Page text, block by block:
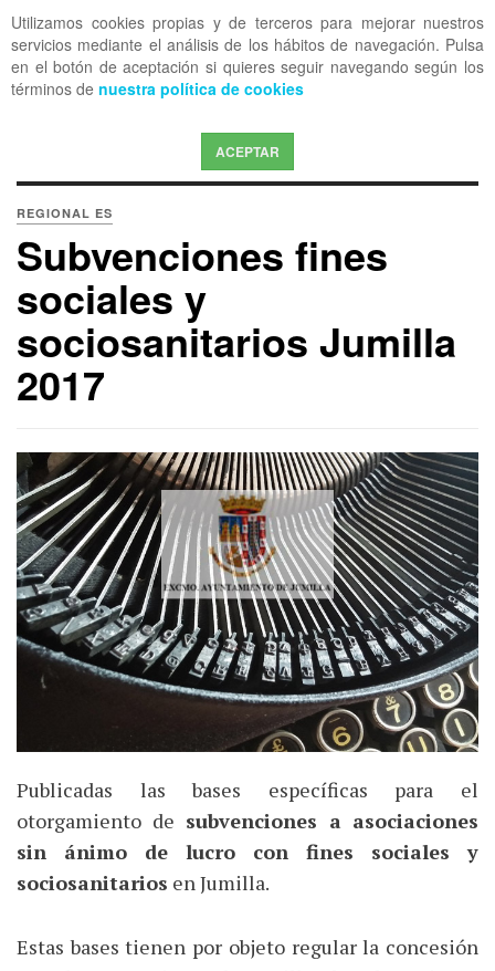
Utilizamos cookies propias y de terceros para mejorar nuestros
servicios mediante el análisis de los hábitos de navegación. Pulsa
en el botón de aceptación si quieres seguir navegando según los
términos de nuestra política de cookies
ACEPTAR
OFF CANVAS
REGIONAL ES
Subvenciones fines
sociales y
sociosanitarios Jumilla
2017
Publicadas las bases específicas para el
otorgamiento de subvenciones a asociaciones
sin ánimo de lucro con fines sociales y
sociosanitarios en Jumilla.
Estas bases tienen por objeto regular la concesión